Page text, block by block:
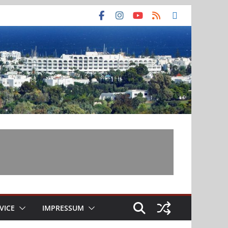
IMPRESSUM